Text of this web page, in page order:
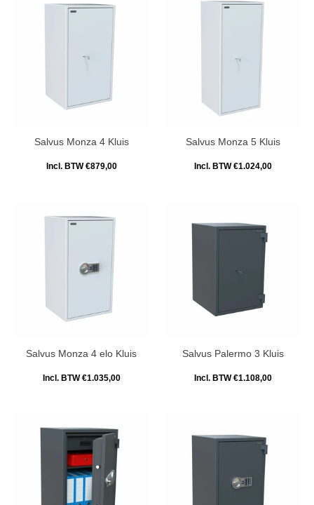
Salvus Monza 4 Kluis
Incl. BTW €879,00
Salvus Monza 5 Kluis
Incl. BTW €1.024,00
Salvus Monza 4 elo Kluis
Incl. BTW €1.035,00
Salvus Palermo 3 Kluis
Incl. BTW €1.108,00